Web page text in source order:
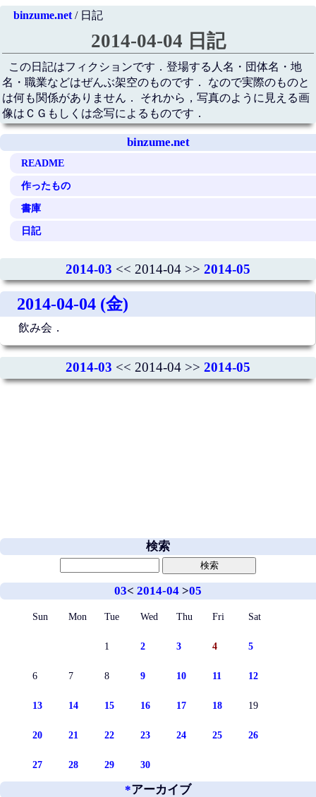
binzume.net/ 日記
2014-04-04 日記
この日記はフィクションです．登場する人名・団体名・地
名・職業などはぜんぶ架空のものです． なので実際のものと
は何も関係がありません． それから，写真のように見える画
像はＣＧもしくは念写によるものです．
binzume.net
README
作ったもの
書庫
日記
2014-03 << 2014-04 >> 2014-05
2014-04-04 (金)
飲み会．
2014-03 << 2014-04 >> 2014-05
検索
03< 2014-04 >05
Sun Mon Tue Wed Thu Fri Sat
1 2 3 4 5
6 7 8 9 10 11 12
13 14 15 16 17 18 19
20 21 22 23 24 25 26
27 28 29 30
*アーカイブ